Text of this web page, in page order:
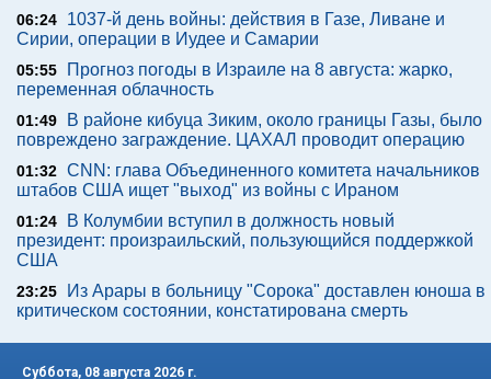
06:24
1037-й день войны: действия в Газе, Ливане и
Сирии, операции в Иудее и Самарии
05:55
Прогноз погоды в Израиле на 8 августа: жарко,
переменная облачность
01:49
В районе кибуца Зиким, около границы Газы, было
повреждено заграждение. ЦАХАЛ проводит операцию
01:32 CNN: глава Объединенного комитета начальников
штабов США ищет "выход" из войны с Ираном
01:24
В Колумбии вступил в должность новый
президент: произраильский, пользующийся поддержкой
США
23:25
Из Арары в больницу "Сорока" доставлен юноша в
критическом состоянии, констатирована смерть
Суббота, 08 августа 2026 г.